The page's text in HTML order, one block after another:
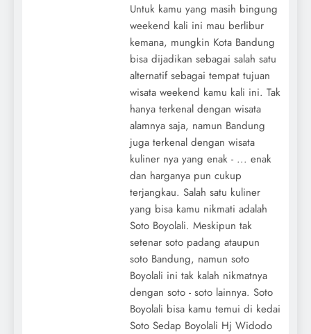
Untuk kamu yang masih bingung
weekend kali ini mau berlibur
kemana, mungkin Kota Bandung
bisa dijadikan sebagai salah satu
alternatif sebagai tempat tujuan
wisata weekend kamu kali ini. Tak
hanya terkenal dengan wisata
alamnya saja, namun Bandung
juga terkenal dengan wisata
kuliner nya yang enak - ... enak
dan harganya pun cukup
terjangkau. Salah satu kuliner
yang bisa kamu nikmati adalah
Soto Boyolali. Meskipun tak
setenar soto padang ataupun
soto Bandung, namun soto
Boyolali ini tak kalah nikmatnya
dengan soto - soto lainnya. Soto
Boyolali bisa kamu temui di kedai
Soto Sedap Boyolali Hj Widodo